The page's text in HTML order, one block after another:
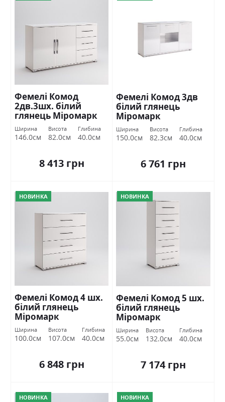
Фемелі Комод
2дв.3шх. білий
глянець Міромарк
Ширина
146.0см
Висота
82.0см
Глибина
40.0см
8 413 грн
Фемелі Комод 3дв
білий глянець
Міромарк
Ширина
150.0см
Висота
82.3см
Глибина
40.0см
6 761 грн
НОВИНКА
Фемелі Комод 4 шх.
білий глянець
Міромарк
Ширина
100.0см
Висота
107.0см
Глибина
40.0см
6 848 грн
НОВИНКА
Фемелі Комод 5 шх.
білий глянець
Міромарк
Ширина
55.0см
Висота
132.0см
Глибина
40.0см
7 174 грн
НОВИНКА НОВИНКА